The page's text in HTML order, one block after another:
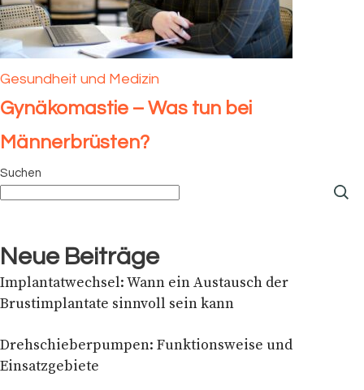
Gesundheit und Medizin
Gynäkomastie – Was tun bei
Männerbrüsten?
Suchen
Neue Beiträge
Implantatwechsel: Wann ein Austausch der
Brustimplantate sinnvoll sein kann
Drehschieberpumpen: Funktionsweise und
Einsatzgebiete